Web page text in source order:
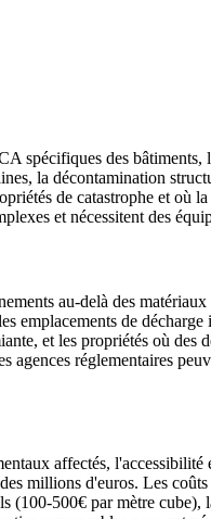
spécifiques des
la décontamination
de catastrophe et où
et nécessitent des
au-delà des
de
et les propriétés où des
réglementaires
affectés, l'accessibilité
millions d'euros. Les
500€ par mètre